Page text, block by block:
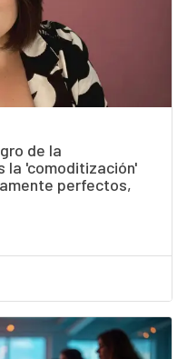
de la
la 'comoditización'
perfectos,